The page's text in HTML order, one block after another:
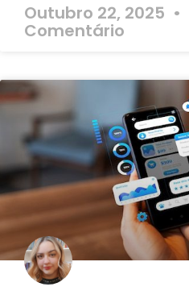
Outubro 22, 2025
Comentário